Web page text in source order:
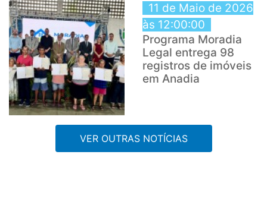
11 de Maio de 2026
às 12:00:00
Programa Moradia
Legal entrega 98
registros de imóveis
em Anadia
VER OUTRAS NOTÍCIAS